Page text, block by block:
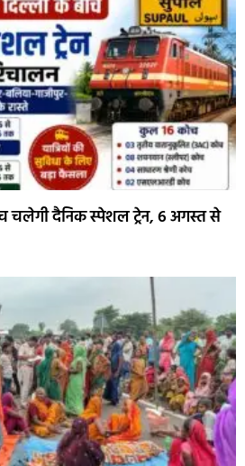
चलेगी दैनिक स्पेशल ट्रेन, 6 अगस्त से